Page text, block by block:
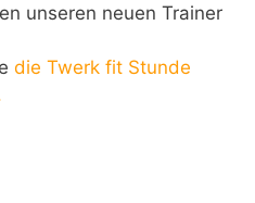
unseren neuen Trainer
die Twerk fit Stunde